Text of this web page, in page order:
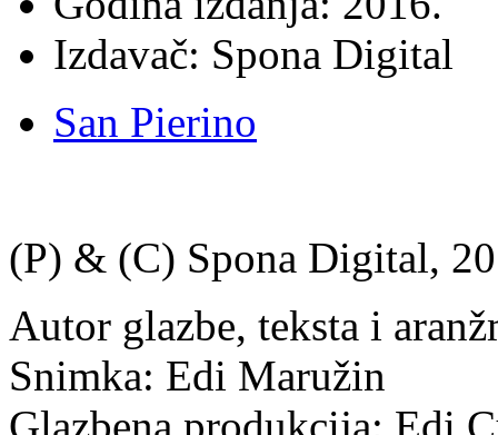
Izdavač: Spona Digital
San Pierino
(P) & (C) Spona Digital,
Autor glazbe, teksta i
Snimka: Edi Maružin
Glazbena produkcija: Edi